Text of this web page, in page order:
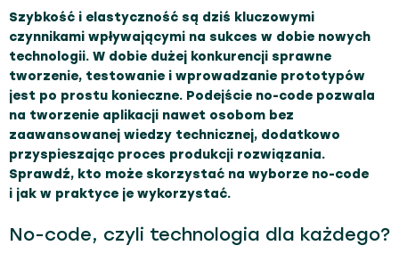
Szybkość i elastyczność są dziś kluczowymi
czynnikami wpływającymi na sukces w dobie nowych
technologii. W dobie dużej konkurencji sprawne
tworzenie, testowanie i wprowadzanie prototypów
jest po prostu konieczne. Podejście no-code pozwala
na tworzenie aplikacji nawet osobom bez
zaawansowanej wiedzy technicznej, dodatkowo
przyspieszając proces produkcji rozwiązania.
Sprawdź, kto może skorzystać na wyborze no-code
i jak w praktyce je wykorzystać.
No-code, czyli technologia dla każdego?